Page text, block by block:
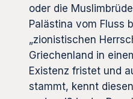
oder die
Palästina vom Fluss
„zionistischen
Griechenland in
Existenz fristet und
stammt, kennt